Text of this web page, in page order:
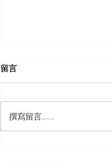
留言
撰寫留言......